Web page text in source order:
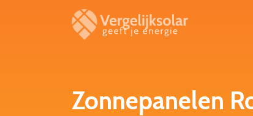
Zonnepanelen